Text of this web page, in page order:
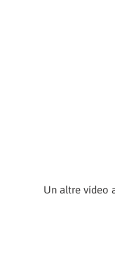
Un altre vídeo